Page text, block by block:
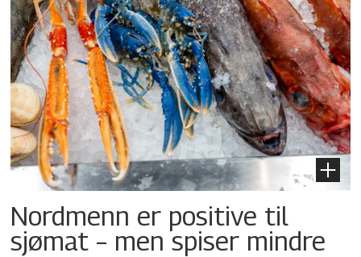
Nordmenn er positive til
sjømat – men spiser mindre